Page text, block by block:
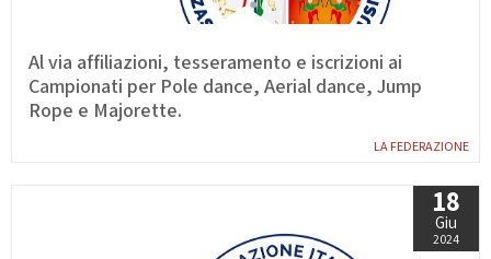
LA FEDERAZIONE
Al via affiliazioni, tesseramento e iscrizioni ai
Campionati per Pole dance, Aerial dance, Jump
Rope e Majorette.
18
Giu
2024